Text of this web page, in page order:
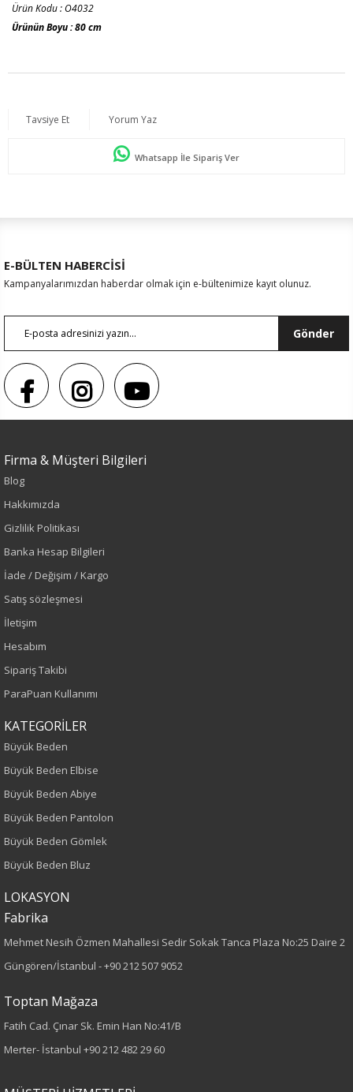
Ürün Kodu : O4032
Ürünün Boyu : 80 cm
Sezon : KIŞLIK
Lacivert
İlkbahar-Yaz
Yaş Grubu
Yetişkin
Büyük Beden
75
Kumaş Tipi
Örme
Desen
Düz
Kumaş
%95 Pamuk
Tavsiye Et Yorum Yaz
Whatsapp İle Sipariş Ver
E-BÜLTEN HABERCİSİ
Kampanyalarımızdan haberdar olmak için e-bültenimize kayıt olunuz.
Gönder
Firma & Müşteri Bilgileri
Blog
Hakkımızda
Gizlilik Politikası
Banka Hesap Bilgileri
İade / Değişim / Kargo
Satış sözleşmesi
İletişim
Hesabım
Sipariş Takibi
ParaPuan Kullanımı
KATEGORİLER
Büyük Beden
Büyük Beden Elbise
Büyük Beden Abiye
Büyük Beden Pantolon
Büyük Beden Gömlek
Büyük Beden Bluz
LOKASYON
Fabrika
Mehmet Nesih Özmen Mahallesi Sedir Sokak Tanca Plaza No:25 Daire 2
Güngören/İstanbul -+90 212 507 9052
Toptan Mağaza
Fatih Cad. Çınar Sk. Emin Han No:41/B
Merter- İstanbul +90 212 482 29 60